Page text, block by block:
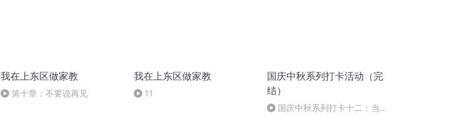
我在上东区做家教
第十章：不要说再见
我在上东区做家教
11
国庆中秋系列打卡活动（完
结）
国庆中秋系列打卡十二：当阳